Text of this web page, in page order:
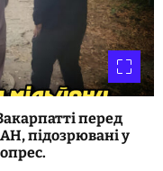
перед
підозрювані у